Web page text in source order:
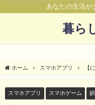
あなたの生活が
暮ら
ホーム スマホアプリ 【
スマホアプリ スマホゲーム